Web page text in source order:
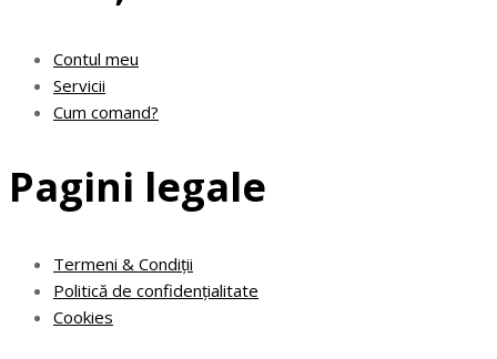
Contul meu
Servicii
Cum comand?
Pagini legale
Termeni & Condiții
Politică de confidențialitate
Cookies